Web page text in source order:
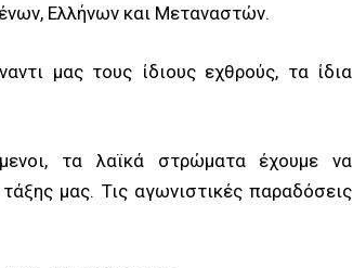
Ελλήνων και Μεταναστών.
μας τους ίδιους εχθρούς, τα ίδια
τα λαϊκά στρώματα έχουμε να
μας. Τις αγωνιστικές παραδόσεις